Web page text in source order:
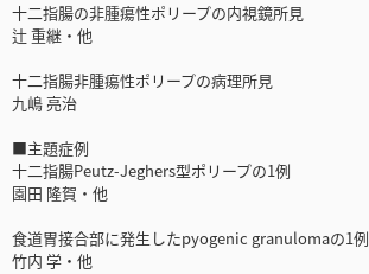
十二指腸の非腫瘍性ポリープの内視鏡所見
辻 重継・他
十二指腸非腫瘍性ポリープの病理所見
九嶋 亮治
■主題症例
十二指腸Peutz-Jeghers型ポリープの1例
園田 隆賀・他
食道胃接合部に発生したpyogenic granulomaの1例
竹内 学・他